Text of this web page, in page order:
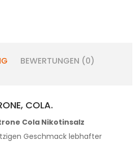
BEWERTUNGEN (0)
COLA.
Cola Nikotinsalz
Geschmack lebhafter